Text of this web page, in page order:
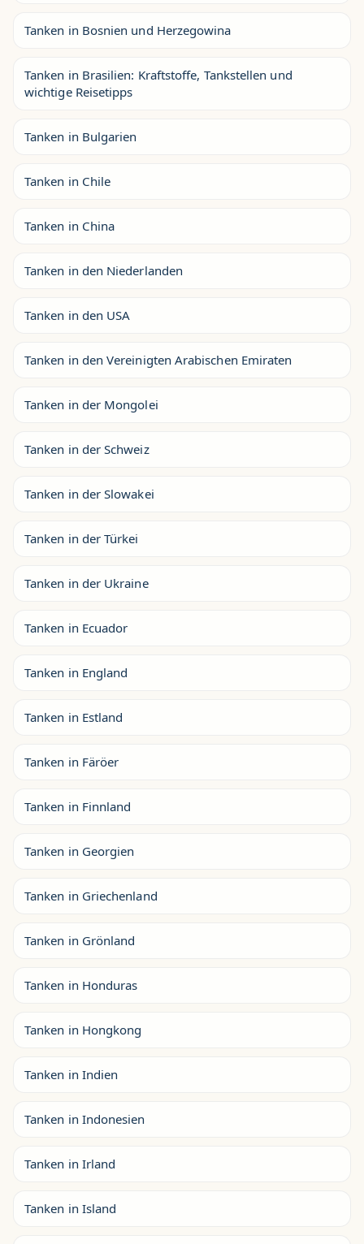
Tanken in Bosnien und Herzegowina
Tanken in Brasilien: Kraftstoffe, Tankstellen und
wichtige Reisetipps
Tanken in Bulgarien
Tanken in Chile
Tanken in China
Tanken in den Niederlanden
Tanken in den USA
Tanken in den Vereinigten Arabischen Emiraten
Tanken in der Mongolei
Tanken in der Schweiz
Tanken in der Slowakei
Tanken in der Türkei
Tanken in der Ukraine
Tanken in Ecuador
Tanken in England
Tanken in Estland
Tanken in Färöer
Tanken in Finnland
Tanken in Georgien
Tanken in Griechenland
Tanken in Grönland
Tanken in Honduras
Tanken in Hongkong
Tanken in Indien
Tanken in Indonesien
Tanken in Irland
Tanken in Island